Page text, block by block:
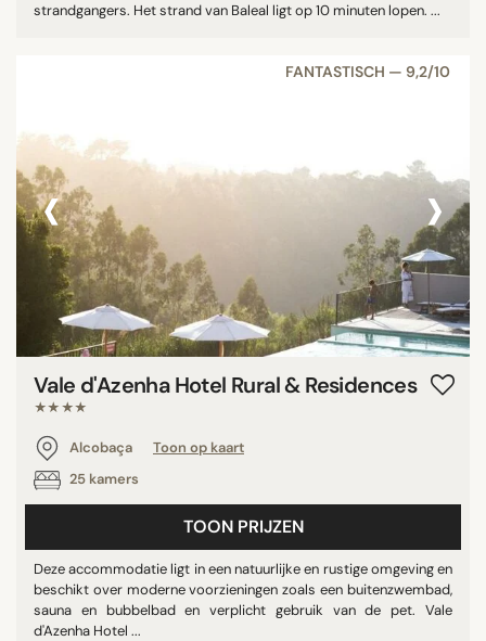
strandgangers. Het strand van Baleal ligt op 10 minuten lopen. ...
FANTASTISCH — 9,2/10
‹ ›
Vale d'Azenha Hotel Rural & Residences
★★★★
Alcobaça
Toon op kaart
25 kamers
TOON PRIJZEN
Deze accommodatie ligt in een natuurlijke en rustige omgeving en
beschikt over moderne voorzieningen zoals een buitenzwembad,
sauna en bubbelbad en verplicht gebruik van de pet. Vale
d'Azenha Hotel ...